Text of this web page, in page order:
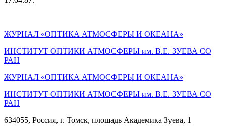
ЖУРНАЛ «ОПТИКА АТМОСФЕРЫ И ОКЕАНА»
ИНСТИТУТ ОПТИКИ АТМОСФЕРЫ им. В.Е. ЗУЕВА СО
РАН
ЖУРНАЛ «ОПТИКА АТМОСФЕРЫ И ОКЕАНА»
ИНСТИТУТ ОПТИКИ АТМОСФЕРЫ им. В.Е. ЗУЕВА СО
РАН
634055, Россия, г. Томск, площадь Академика Зуева, 1